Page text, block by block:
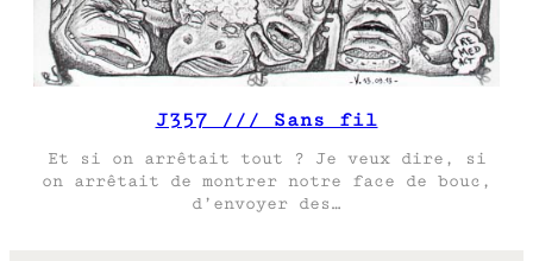
J357 /// Sans fil
Et si on arrêtait tout ? Je veux dire, si
on arrêtait de montrer notre face de bouc,
d’envoyer des…